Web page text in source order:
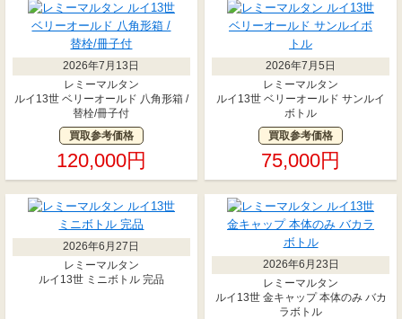
2026年7月13日
レミーマルタン
ルイ13世 ベリーオールド 八角形箱 /
替栓/冊子付
買取参考価格
120,000円
2026年7月5日
レミーマルタン
ルイ13世 ベリーオールド サンルイ
ボトル
買取参考価格
75,000円
2026年6月27日
レミーマルタン
ルイ13世 ミニボトル 完品
2026年6月23日
レミーマルタン
ルイ13世 金キャップ 本体のみ バカ
ラボトル